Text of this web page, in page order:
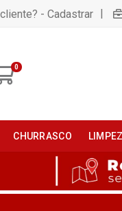
- Cadastrar |
0
CHURRASCO